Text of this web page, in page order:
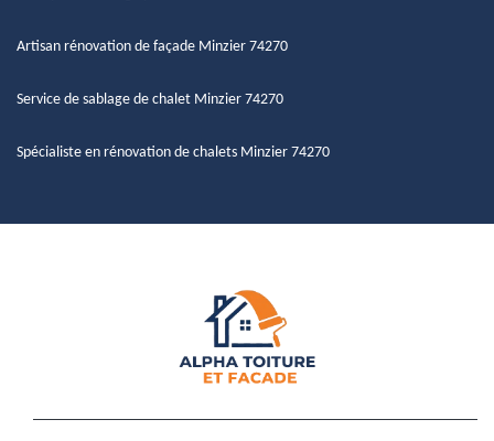
Artisan rénovation de façade Minzier 74270
Service de sablage de chalet Minzier 74270
Spécialiste en rénovation de chalets Minzier 74270